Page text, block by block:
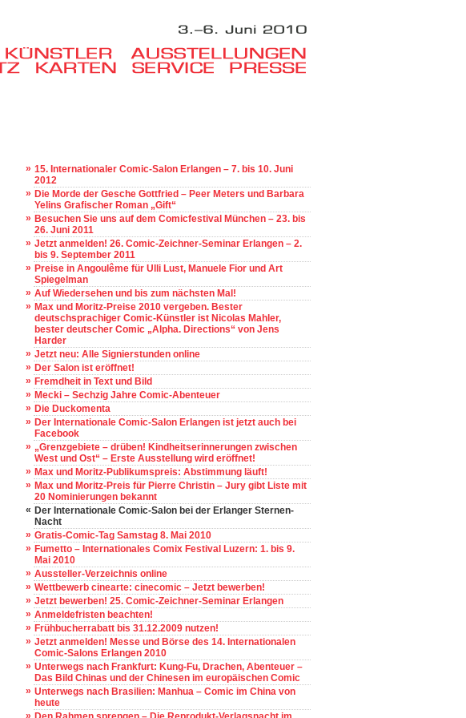
» 15. Internationaler Comic-Salon Erlangen – 7. bis 10. Juni
2012
» Die Morde der Gesche Gottfried – Peer Meters und Barbara
Yelins Grafischer Roman „Gift“
» Besuchen Sie uns auf dem Comicfestival München – 23. bis
26. Juni 2011
» Jetzt anmelden! 26. Comic-Zeichner-Seminar Erlangen – 2.
bis 9. September 2011
» Preise in Angoulême für Ulli Lust, Manuele Fior und Art
Spiegelman
» Auf Wiedersehen und bis zum nächsten Mal!
» Max und Moritz-Preise 2010 vergeben. Bester
deutschsprachiger Comic-Künstler ist Nicolas Mahler,
bester deutscher Comic „Alpha. Directions“ von Jens
Harder
» Jetzt neu: Alle Signierstunden online
» Der Salon ist eröffnet!
» Fremdheit in Text und Bild
» Mecki – Sechzig Jahre Comic-Abenteuer
» Die Duckomenta
» Der Internationale Comic-Salon Erlangen ist jetzt auch bei
Facebook
» „Grenzgebiete – drüben! Kindheitserinnerungen zwischen
West und Ost“ – Erste Ausstellung wird eröffnet!
» Max und Moritz-Publikumspreis: Abstimmung läuft!
» Max und Moritz-Preis für Pierre Christin – Jury gibt Liste mit
20 Nominierungen bekannt
« Der Internationale Comic-Salon bei der Erlanger Sternen-
Nacht
» Gratis-Comic-Tag Samstag 8. Mai 2010
» Fumetto – Internationales Comix Festival Luzern: 1. bis 9.
Mai 2010
» Aussteller-Verzeichnis online
» Wettbewerb cinearte: cinecomic – Jetzt bewerben!
» Jetzt bewerben! 25. Comic-Zeichner-Seminar Erlangen
» Anmeldefristen beachten!
» Frühbucherrabatt bis 31.12.2009 nutzen!
» Jetzt anmelden! Messe und Börse des 14. Internationalen
Comic-Salons Erlangen 2010
» Unterwegs nach Frankfurt: Kung-Fu, Drachen, Abenteuer –
Das Bild Chinas und der Chinesen im europäischen Comic
» Unterwegs nach Brasilien: Manhua – Comic im China von
heute
»